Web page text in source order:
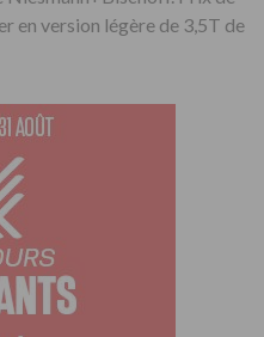
en version légère de 3,5T de